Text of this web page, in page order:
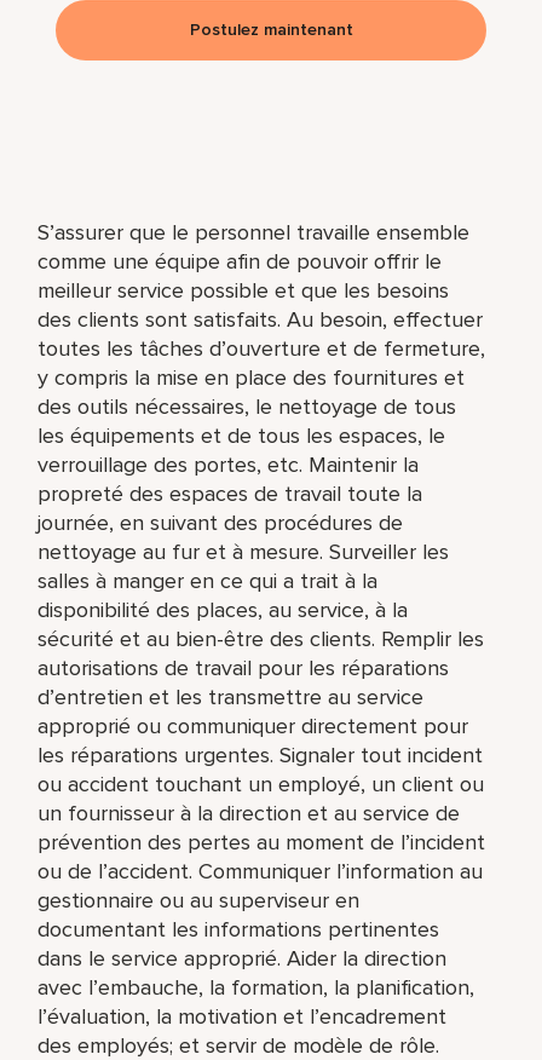
S’assurer que le personnel travaille ensemble
comme une équipe afin de pouvoir offrir le
meilleur service possible et que les besoins
des clients sont satisfaits. Au besoin, effectuer
toutes les tâches d’ouverture et de fermeture,
y compris la mise en place des fournitures et
des outils nécessaires, le nettoyage de tous
les équipements et de tous les espaces, le
verrouillage des portes, etc. Maintenir la
propreté des espaces de travail toute la
journée, en suivant des procédures de
nettoyage au fur et à mesure. Surveiller les
salles à manger en ce qui a trait à la
disponibilité des places, au service, à la
sécurité et au bien-être des clients. Remplir les
autorisations de travail pour les réparations
d’entretien et les transmettre au service
approprié ou communiquer directement pour
les réparations urgentes. Signaler tout incident
ou accident touchant un employé, un client ou
un fournisseur à la direction et au service de
prévention des pertes au moment de l’incident
ou de l’accident. Communiquer l’information au
gestionnaire ou au superviseur en
documentant les informations pertinentes
dans le service approprié. Aider la direction
avec l’embauche, la formation, la planification,
l’évaluation, la motivation et l’encadrement
des employés; et servir de modèle de rôle.
Postulez maintenant